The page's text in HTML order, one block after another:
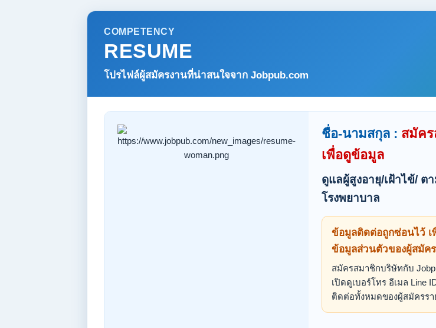
COMPETENCY
RESUME
โปรไฟล์ผู้สมัครงานที่น่าสนใจจาก Jobpub.com
ชื่อ-นามสกุล : สมัค
เพื่อดูข้อมูล
ดูแลผู้สูงอายุ/เฝ้าไข้/ ต
โรงพยาบาล
ข้อมูลติดต่อถูกซ่อนไว้ เ
ข้อมูลส่วนตัวของผู้สมัคร
สมัครสมาชิกบริษัทกับ
เปิดดูเบอร์โทร อีเมล Line
ติดต่อทั้งหมดของผู้สมัครร